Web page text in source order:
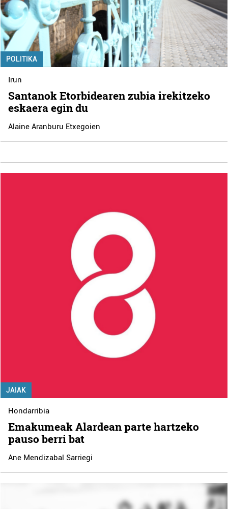
POLITIKA
Irun
Santanok Etorbidearen zubia irekitzeko
eskaera egin du
Alaine Aranburu Etxegoien
JAIAK
Hondarribia
Emakumeak Alardean parte hartzeko
pauso berri bat
Ane Mendizabal Sarriegi